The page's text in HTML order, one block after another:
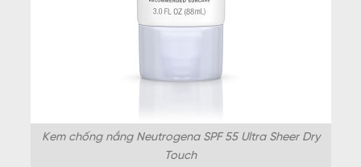
Kem chống nắng Neutrogena SPF 55 Ultra Sheer Dry
Touch